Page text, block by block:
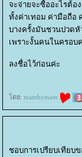
จะจ่ายจะซื้ออะไรต้อ
ทั้งค่าเทอม ค่ามือถือ
บางครั้งมันชวนปวดหั
เพราะงั้นคนในครอบ
ลงชื่อไว้ก่อนค่ะ
ดย: mambymam
ชอบการเปรียบเทียบ